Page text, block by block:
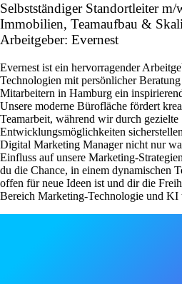
Selbstständiger Standortleiter m/
Immobilien, Teamaufbau &
Arbeitgeber: Evernest
Evernest ist ein hervorragender
Technologien mit persönlicher
Mitarbeitern in Hamburg ein
Unsere moderne Bürofläche fördert
Teamarbeit, während wir durch gezielte
Entwicklungsmöglichkeiten
Digital Marketing Manager nicht nur
Einfluss auf unsere Marketing-
du die Chance, in einem dynamischen
offen für neue Ideen ist und dir die
Bereich Marketing-Technologie und KI